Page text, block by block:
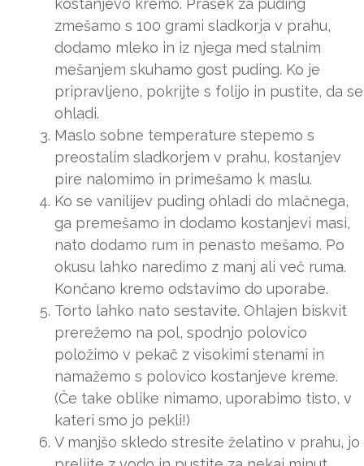
kostanjevo kremo. Prašek za puding
zmešamo s 100 grami sladkorja v prahu,
dodamo mleko in iz njega med stalnim
mešanjem skuhamo gost puding. Ko je
pripravljeno, pokrijte s folijo in pustite, da se
ohladi.
Maslo sobne temperature stepemo s
preostalim sladkorjem v prahu, kostanjev
pire nalomimo in primešamo k maslu.
Ko se vanilijev puding ohladi do mlačnega,
ga premešamo in dodamo kostanjevi masi,
nato dodamo rum in penasto mešamo. Po
okusu lahko naredimo z manj ali več ruma.
Končano kremo odstavimo do uporabe.
Torto lahko nato sestavite. Ohlajen biskvit
prerežemo na pol, spodnjo polovico
položimo v pekač z visokimi stenami in
namažemo s polovico kostanjeve kreme.
(Če take oblike nimamo, uporabimo tisto, v
kateri smo jo pekli!)
V manjšo skledo stresite želatino v prahu, jo